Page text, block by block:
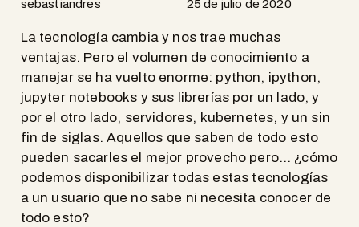
sebastiandres 25 de julio de 2020
La tecnología cambia y nos trae muchas
ventajas. Pero el volumen de conocimiento a
manejar se ha vuelto enorme: python, ipython,
jupyter notebooks y sus librerías por un lado, y
por el otro lado, servidores, kubernetes, y un sin
fin de siglas. Aquellos que saben de todo esto
pueden sacarles el mejor provecho pero… ¿cómo
podemos disponibilizar todas estas tecnologías
a un usuario que no sabe ni necesita conocer de
todo esto?